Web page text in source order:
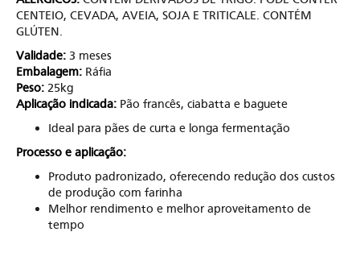
CENTEIO, CEVADA, AVEIA, SOJA E TRITICALE. CONTÉM
GLÚTEN.
Validade: 3 meses
Embalagem: Ráfia
Peso: 25kg
Aplicação indicada: Pão francês, ciabatta e baguete
Ideal para pães de curta e longa fermentação
Processo e aplicação:
Produto padronizado, oferecendo redução dos custos
de produção com farinha
Melhor rendimento e melhor aproveitamento de
tempo